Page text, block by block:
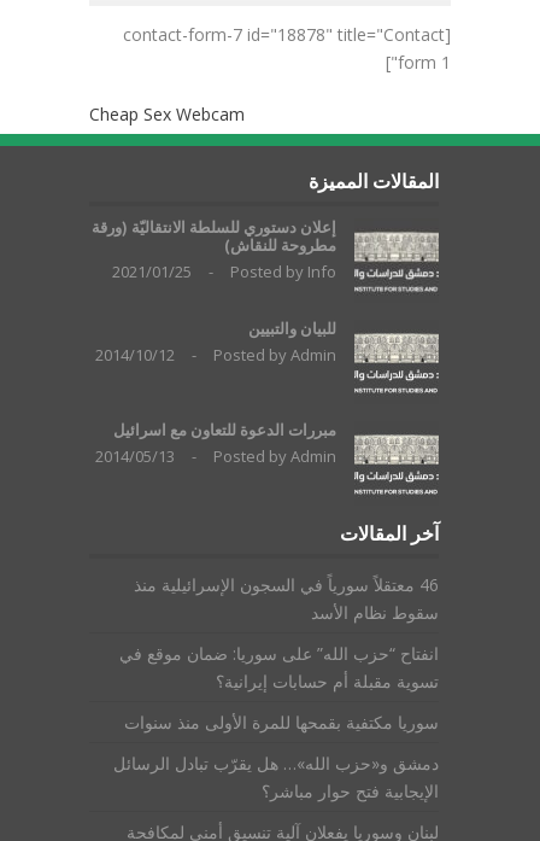
[contact-form-7 id="18878" title="Contact
form 1"]
Cheap Sex Webcam
المقالات المميزة
إعلان دستوري للسلطة الانتقاليّة (ورقة
مطروحة للنقاش)
Posted by Info
-
2021/01/25
للبيان والتبيين
Posted byAdmin
-
2014/10/12
مبررات الدعوة للتعاون مع اسرائيل
Posted byAdmin
-
2014/05/13
آخر المقالات
46 معتقلاً سورياً في السجون الإسرائيلية منذ
سقوط نظام الأسد
انفتاح “حزب الله” على سوريا: ضمان موقع في
تسوية مقبلة أم حسابات إيرانية؟
سوريا مكتفية بقمحها للمرة الأولى منذ سنوات
دمشق و«حزب الله»… هل يقرّب تبادل الرسائل
الإيجابية فتح حوار مباشر؟
لبنان وسوريا يفعلان آلية تنسيق أمني لمكافحة